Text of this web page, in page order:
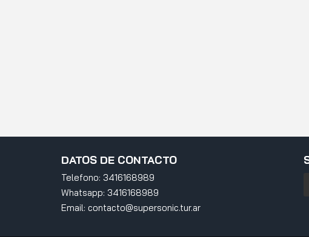
DATOS DE CONTACTO
Telefono: 3416168989
Whatsapp: 3416168989
Email: contacto@supersonic.tur.ar